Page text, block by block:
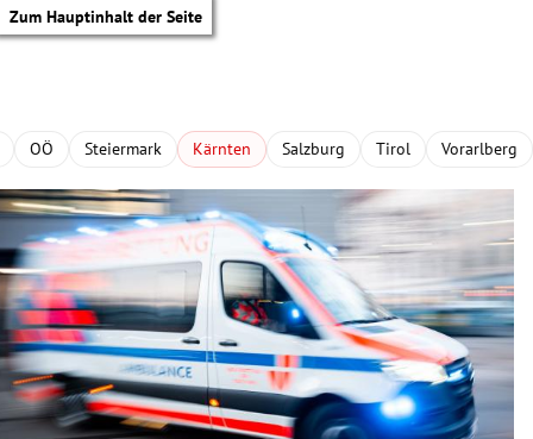
Zum Hauptinhalt der Seite
OÖ Steiermark Kärnten Salzburg Tirol Vorarlberg